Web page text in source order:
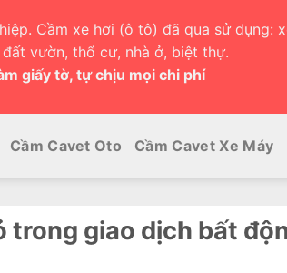
Cầm xe hơi (ô tô) đã qua sử dụng:
vườn, thổ cư, nhà ở, biệt thự.
giấy tờ, tự chịu mọi chi phí
Cầm Cavet Oto Cầm Cavet Xe Máy
trong giao dịch bất